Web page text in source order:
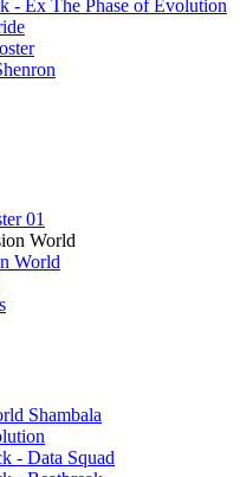
- Ex The Phase of Evolution
01
World
World
Shambala
- Data Squad